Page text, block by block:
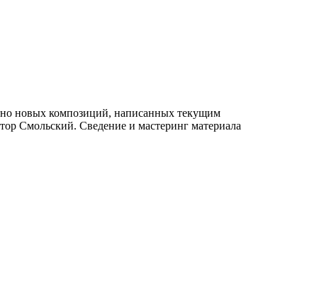
новых композиций, написанных текущим
Смольский. Сведение и мастеринг материала